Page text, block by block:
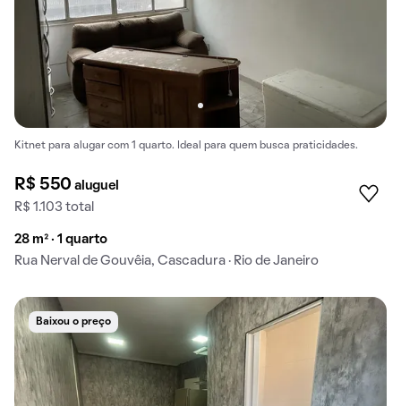
Kitnet para alugar com 1 quarto. Ideal para quem busca praticidades.
R$ 550aluguel
R$ 1.103 total
28 m² · 1 quarto
Rua Nerval de Gouvêia, Cascadura · Rio de Janeiro
Baixou o preço